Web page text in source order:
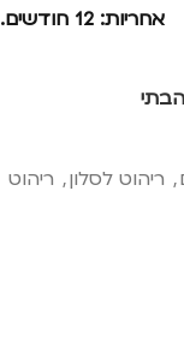
אחריות: 12 חודשים.
, ריהוט לסלון, ריהוט